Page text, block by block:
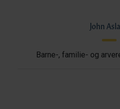
John
Barne-, familie- og